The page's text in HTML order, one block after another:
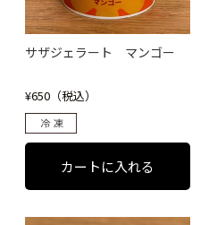
サザジェラート マンゴー
¥650（税込）